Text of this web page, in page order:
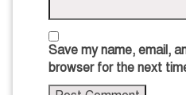
Save my name, email,
browser for the next